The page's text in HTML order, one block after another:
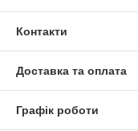
Контакти
Доставка та оплата
Графік роботи